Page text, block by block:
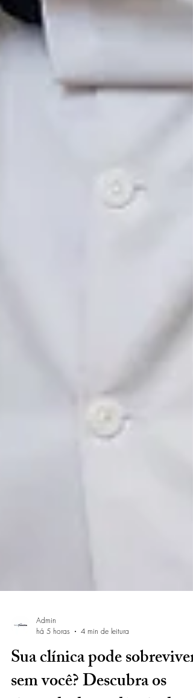
Admin
há 5 horas
4 min de leitura